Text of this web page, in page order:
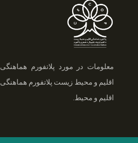
معلومات در مورد پلاتفورم هماهنگی
اقلیم و محیط زیست پلاتفورم هماهنگی
اقلیم و محیط.